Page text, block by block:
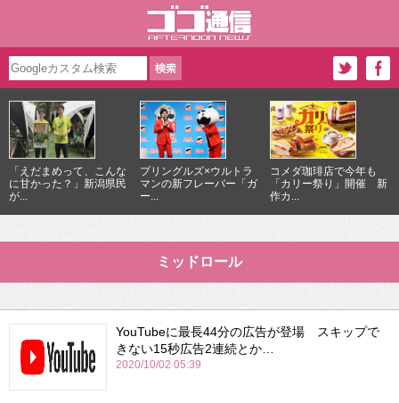
「えだまめって、こんな
に甘かった？」新潟県民
が...
プリングルズ×ウルトラ
マンの新フレーバー「ガ
ー...
コメダ珈琲店で今年も
「カリー祭り」開催 新
作カ...
ミッドロール
YouTubeに最長44分の広告が登場 スキップで
きない15秒広告2連続とか…
2020/10/02 05:39